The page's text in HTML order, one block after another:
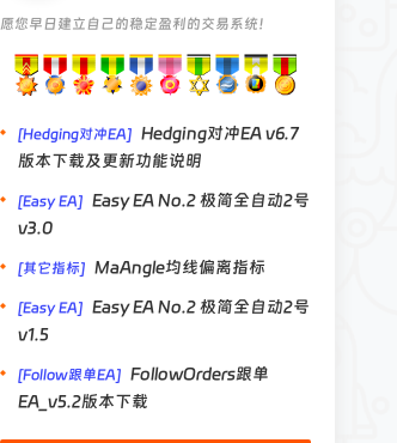
愿您早日建立自己的稳定盈利的交易系统！
[Hedging对冲EA] Hedging对冲EA v6.7
版本下载及更新功能说明
[Easy EA] Easy EA No.2 极简全自动2号
v3.0
[其它指标] MaAngle均线偏离指标
[Easy EA] Easy EA No.2 极简全自动2号
v1.5
[Follow跟单EA] FollowOrders跟单
EA_v5.2版本下载